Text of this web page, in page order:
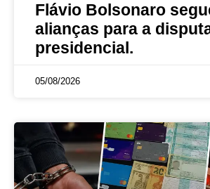
Flávio Bolsonaro
alianças para a
presidencial.
05/08/2026